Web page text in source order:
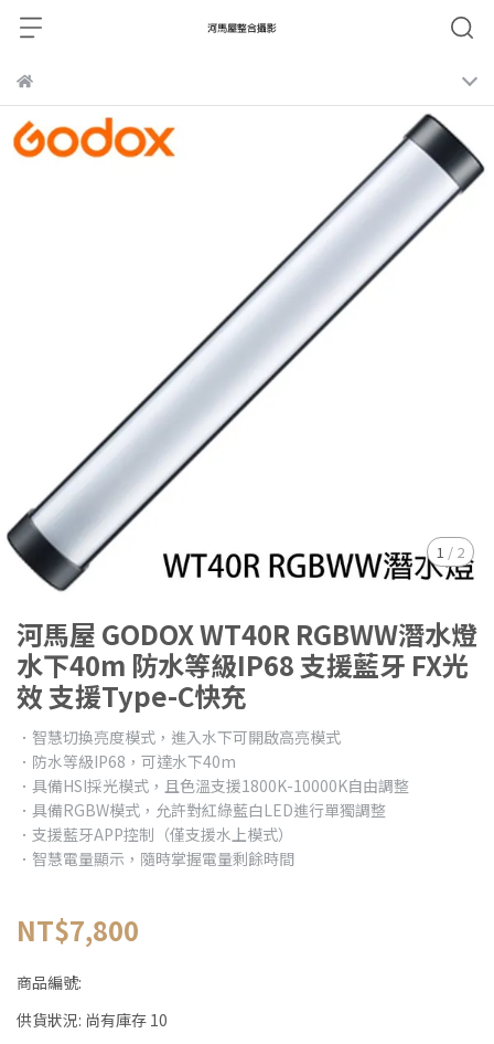
1 / 2
河馬屋 GODOX WT40R RGBWW潛水燈
水下40m 防水等級IP68 支援藍牙 FX光
效 支援Type-C快充
．智慧切換亮度模式，進入水下可開啟高亮模式
．防水等級IP68，可達水下40m
．具備HSI採光模式，且色溫支援1800K-10000K自由調整
．具備RGBW模式，允許對紅綠藍白LED進行單獨調整
．支援藍牙APP控制（僅支援水上模式）
．智慧電量顯示，隨時掌握電量剩餘時間
NT$7,800
商品編號:
供貨狀況: 尚有庫存 10